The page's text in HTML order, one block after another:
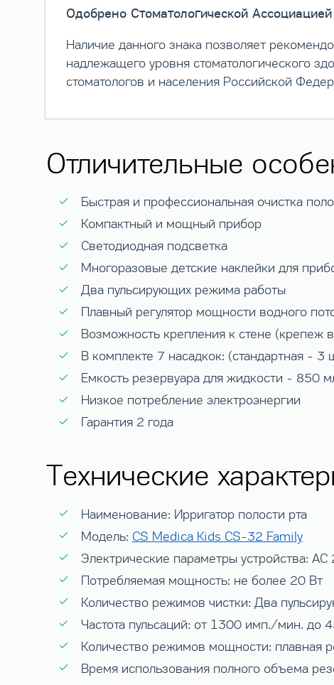
Одобрено Стоматологической
Наличие данного знака позволяет
надлежащего уровня стоматологического
стоматологов и населения Российской
Отличительные
Быстрая и профессиональная очистка
Компактный и мощный прибор
Светодиодная подсветка
Многоразовые детские наклейки для
Два пульсирующих режима работы
Плавный регулятор мощности водного
Возможность крепления к стене (крепеж
В комплекте 7 насадкок: (стандартная - 3
Емкость резервуара для жидкости - 850
Низкое потребление электроэнергии
Гарантия 2 года
Технические
Наименование: Ирригатор полости рта
Модель: CS Medica Kids CS-32 Family
Электрические параметры устройства:
Потребляемая мощность: не более 20 Вт
Количество режимов чистки: Два
Частота пульсаций: от 1300 имп./мин.
Количество режимов мощности: плавная
Время использования полного объема